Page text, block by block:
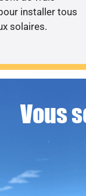
installer tous
solaires.
Vous